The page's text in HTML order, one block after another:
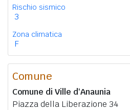
Rischio sismico
3
Zona climatica
F
Comune
Comune di Ville d'Anaunia
Piazza della Liberazione 34